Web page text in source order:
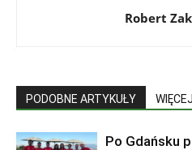
Robert
PODOBNE ARTYKUŁY
Po Gdańsku